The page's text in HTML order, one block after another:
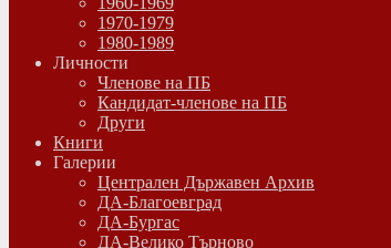
1970-1979
1980-1989
Личности
Членове на ПБ
Кандидат-членове на ПБ
Други
Книги
Галерии
Централен Държавен Архив
ДА-Благоевград
ДА-Бургас
ДА-Велико Търново